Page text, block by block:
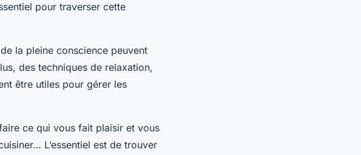
pour traverser cette
la pleine conscience peuvent
des techniques de relaxation,
être utiles pour gérer les
ce qui vous fait plaisir et vous
L’essentiel est de trouver